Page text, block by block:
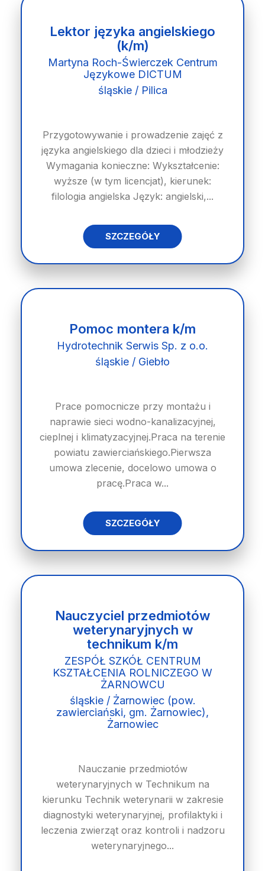
Lektor języka angielskiego
(k/m)
Martyna Roch-Świerczek Centrum
Językowe DICTUM
śląskie / Pilica
Przygotowywanie i prowadzenie zajęć z
języka angielskiego dla dzieci i młodzieży
Wymagania konieczne: Wykształcenie:
wyższe (w tym licencjat), kierunek:
filologia angielska Język: angielski,...
SZCZEGÓŁY
Pomoc montera k/m
Hydrotechnik Serwis Sp. z o.o.
śląskie / Giebło
Prace pomocnicze przy montażu i
naprawie sieci wodno-kanalizacyjnej,
cieplnej i klimatyzacyjnej.Praca na terenie
powiatu zawierciańskiego.Pierwsza
umowa zlecenie, docelowo umowa o
pracę.Praca w...
SZCZEGÓŁY
Nauczyciel przedmiotów
weterynaryjnych w
technikum k/m
ZESPÓŁ SZKÓŁ CENTRUM
KSZTAŁCENIA ROLNICZEGO W
ŻARNOWCU
śląskie / Żarnowiec (pow.
zawierciański, gm. Żarnowiec),
Żarnowiec
Nauczanie przedmiotów
weterynaryjnych w Technikum na
kierunku Technik weterynarii w zakresie
diagnostyki weterynaryjnej, profilaktyki i
leczenia zwierząt oraz kontroli i nadzoru
weterynaryjnego...